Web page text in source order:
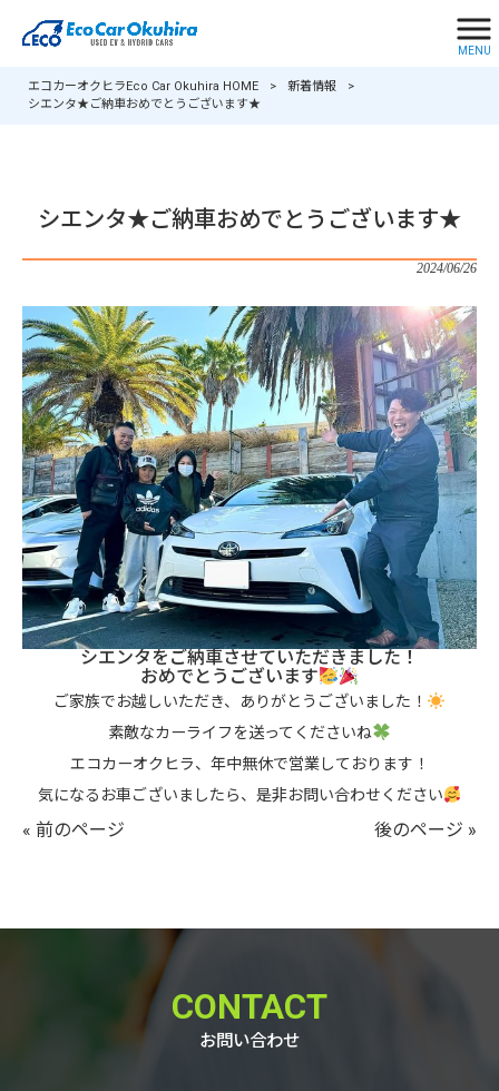
MENU
エコカーオクヒラEco Car Okuhira HOME > 新着情報
>
シエンタ★ご納車おめでとうございます★
シエンタ★ご納車おめでとうございます★
2024/06/26
シエンタをご納車させていただきました！
おめでとうございます
ご家族でお越しいただき、ありがとうございました！
素敵なカーライフを送ってくださいね
エコカーオクヒラ、年中無休で営業しております！
気になるお車ございましたら、是非お問い合わせください
« 前のページ 後のページ »
CONTACT
お問い合わせ